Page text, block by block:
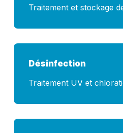
Traitement et stockage
Désinfection
Traitement UV et